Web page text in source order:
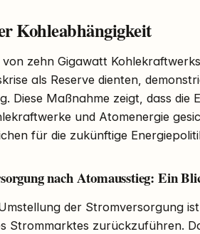
Kohleabhängigkeit
zehn Gigawatt
als Reserve dienten,
Diese Maßnahme zeigt, dass die
und Atomenergie
für die zukünftige
nach Atomausstieg: Ein
der Stromversorgung
Strommarktes zurückzuführen.